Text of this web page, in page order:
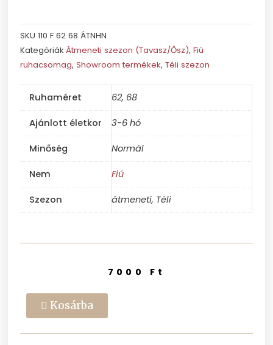
SKU110 F 62 68 ÁTNHN
Kategóriák Átmeneti szezon (Tavasz/Ősz),Fiú
ruhacsomag,Showroom termékek,Téli szezon
Ruhaméret 62, 68
Ajánlott életkor 3-6 hó
Minőség Normál
Nem Fiú
Szezon átmeneti, Téli
7000 Ft
Kosárba